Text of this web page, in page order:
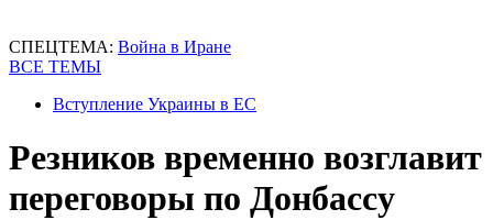
СПЕЦТЕМА: Война в Иране
ВСЕ ТЕМЫ
Вступление Украины в ЕС
Резников временно возглавит
переговоры по Донбассу